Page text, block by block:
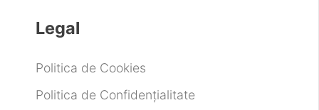
Legal
Politica de Cookies
Politica de Confidențialitate